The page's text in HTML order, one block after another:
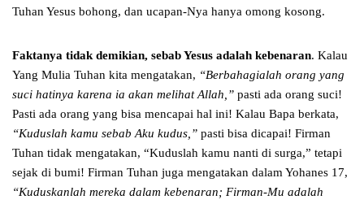
Tuhan Yesus bohong, dan ucapan-Nya hanya omong kosong.
Faktanya tidak demikian, sebab Yesus adalah kebenaran. Kalau
Yang Mulia Tuhan kita mengatakan, “Berbahagialah orang yang
suci hatinya karena ia akan melihat Allah,” pasti ada orang suci!
Pasti ada orang yang bisa mencapai hal ini! Kalau Bapa berkata,
“Kuduslah kamu sebab Aku kudus,” pasti bisa dicapai! Firman
Tuhan tidak mengatakan, “Kuduslah kamu nanti di surga,” tetapi
sejak di bumi! Firman Tuhan juga mengatakan dalam Yohanes 17,
“Kuduskanlah mereka dalam kebenaran; Firman-Mu adalah